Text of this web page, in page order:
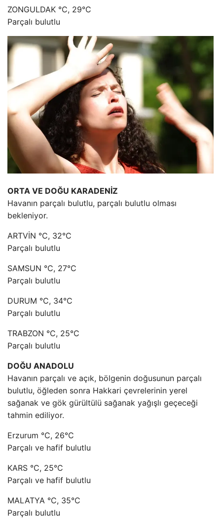
ZONGULDAK °C, 29°C
Parçalı bulutlu
ORTA VE DOĞU KARADENİZ
Havanın parçalı bulutlu, parçalı bulutlu olması
bekleniyor.
ARTVİN °C, 32°C
Parçalı bulutlu
SAMSUN °C, 27°C
Parçalı bulutlu
DURUM °C, 34°C
Parçalı bulutlu
TRABZON °C, 25°C
Parçalı bulutlu
DOĞU ANADOLU
Havanın parçalı ve açık, bölgenin doğusunun parçalı
bulutlu, öğleden sonra Hakkari çevrelerinin yerel
sağanak ve gök gürültülü sağanak yağışlı geçeceği
tahmin ediliyor.
Erzurum °C, 26°C
Parçalı ve hafif bulutlu
KARS °C, 25°C
Parçalı ve hafif bulutlu
MALATYA °C, 35°C
Parçalı bulutlu